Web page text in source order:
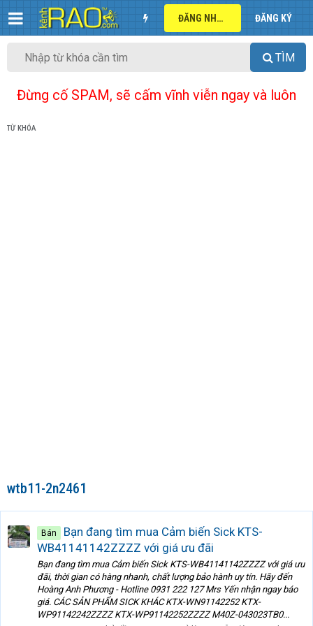
ĐĂNG NHẬP ĐĂNG KÝ
TÌM
Đừng cố SPAM, sẽ cấm vĩnh viễn ngay và luôn
TỪ KHÓA
wtb11-2n2461
Bán
Bạn đang tìm mua Cảm biến Sick KTS-
WB41141142ZZZZ với giá ưu đãi
Bạn đang tìm mua Cảm biến Sick KTS-WB41141142ZZZZ với giá ưu
đãi, thời gian có hàng nhanh, chất lượng bảo hành uy tín. Hãy đến
Hoàng Anh Phương - Hotline 0931 222 127 Mrs Yến nhận ngay báo
giá. CÁC SẢN PHẨM SICK KHÁC KTX-WN91142252 KTX-
WP91142242ZZZZ KTX-WP91142252ZZZZ M40Z-043023TB0...